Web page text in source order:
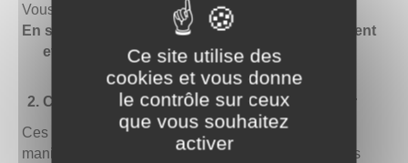
Vous pouvez les activer ou les désactiver.
En savoir plus sur les cookies, leur fonctionnement
et les moyens de s'y opposer
Cookies nécessaires au site pour fonctionner
Ces cookies permettent au site de fonctionner de
manière optimale et ils ne sont pas utilisés à des fins
Ce site utilise des
cookies et vous donne
le contrôle sur ceux
que vous souhaitez
activer